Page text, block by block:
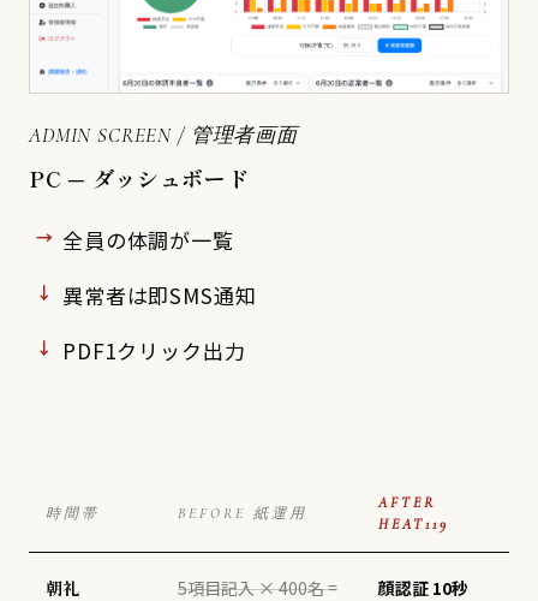
ADMIN SCREEN / 管理者画面
PC ─ ダッシュボード
全員の体調が一覧
異常者は即SMS通知
PDF1クリック出力
時間帯 BEFORE 紙運用
AFTER
HEAT119
朝礼
5項目記入 × 400名 =
顔認証 10秒